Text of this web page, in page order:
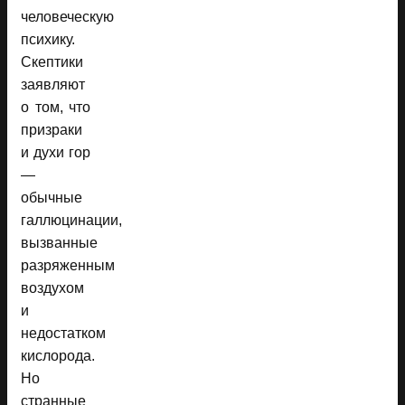
человеческую
психику.
Скептики
заявляют
о том, что
призраки
и духи гор
—
обычные
галлюцинации,
вызванные
разряженным
воздухом
и
недостатком
кислорода.
Но
странные